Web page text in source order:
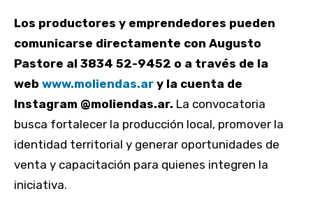
Los productores y emprendedores pueden
comunicarse directamente con Augusto
Pastore al 3834 52-9452 o a través de la
web www.moliendas.ar y la cuenta de
Instagram @moliendas.ar. La convocatoria
busca fortalecer la producción local, promover la
identidad territorial y generar oportunidades de
venta y capacitación para quienes integren la
iniciativa.